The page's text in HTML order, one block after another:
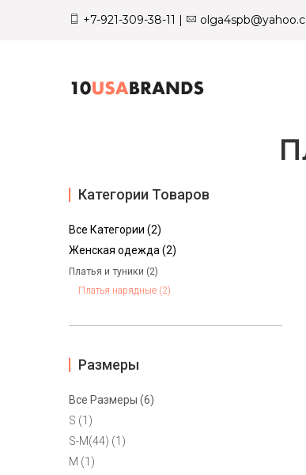
+7-921-309-38-11 |
Категории Товаров
Все Категории (2)
Женская одежда (2)
Платья и туники (2)
Платья нарядные (2)
Размеры
Все Размеры (6)
S (1)
S-M(44) (1)
M (1)